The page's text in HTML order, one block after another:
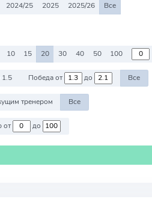
2024/25 2025 2025/26 Все
10 15 20 30 40 50 100
1.5 Победа от до Все
тренером Все
Против команд со стоимостью от до